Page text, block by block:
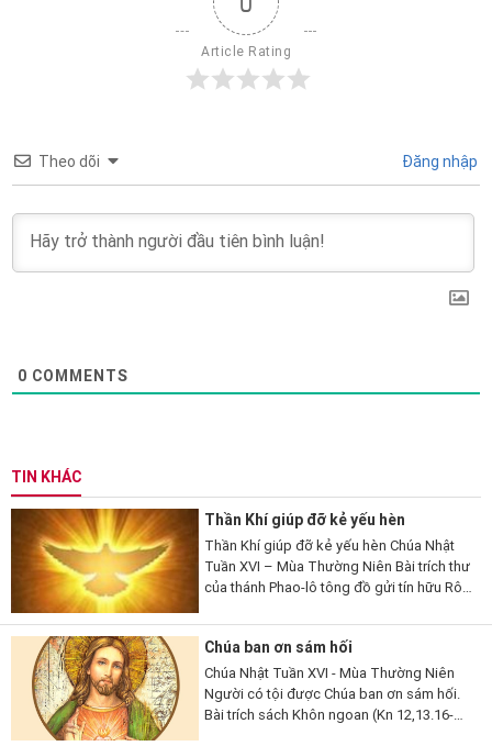
Article Rating
Theo dõi Đăng nhập
0 COMMENTS
TIN KHÁC
Thần Khí giúp đỡ kẻ yếu hèn
Thần Khí giúp đỡ kẻ yếu hèn Chúa Nhật
Tuần XVI – Mùa Thường Niên Bài trích thư
của thánh Phao-lô tông đồ gửi tín hữu Rô-
Thần Khí giúp đỡ chúng ta là...
Chúa ban ơn sám hối
Chúa Nhật Tuần XVI - Mùa Thường Niên
Người có tội được Chúa ban ơn sám hối.
Bài trích sách Khôn ngoan (Kn 12,13.16-